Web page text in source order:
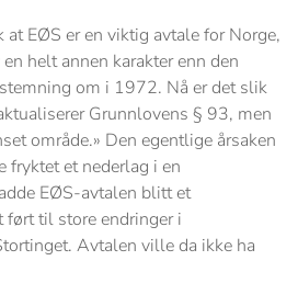
EØS er en viktig avtale for Norge,
helt annen karakter enn den
om i 1972. Nå er det slik
Grunnlovens § 93, men
område.» Den egentlige årsaken
fryktet et nederlag i en
EØS-avtalen blitt et
til store endringer i
Avtalen ville da ikke ha